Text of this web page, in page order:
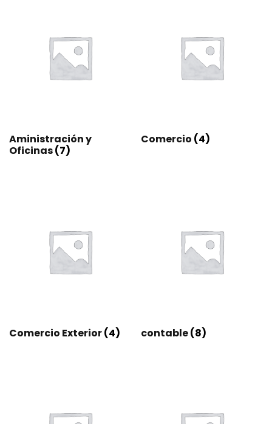
Aministración y
Oficinas(7)
Comercio (4)
Comercio Exterior(4) contable(8)